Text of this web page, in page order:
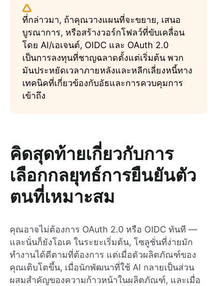
ที่กล่าวมา, ถ้าคุณวางแผนที่จะขยาย, เสนอ
บูรณาการ, หรือสร้างวอร์กโฟลว์ที่ขับเคลื่อน
โดย AI/เอเจนต์, OIDC และ OAuth 2.0
เป็นการลงทุนที่ชาญฉลาดตั้งแต่เริ่มต้น พวก
มันประหยัดเวลาภายหลังและหลีกเลี่ยงหนี้ทาง
เทคนิคที่เกี่ยวข้องกับอัธและการควบคุมการ
เข้าถึง
คิดสุดท้ายเกี่ยวกับการ
เลือกกลยุทธ์การยืนยันตัว
ตนที่เหมาะสม
คุณอาจไม่ต้องการ OAuth 2.0 หรือ OIDC ทันที —
และนั่นก็ยังโอเค ในระยะเริ่มต้น, โซลูชั่นที่ง่ายมัก
ทำงานได้ดีตามที่ต้องการ แต่เมื่อตัวผลิตภัณฑ์ของ
คุณเติบโตขึ้น, เมื่อนักพัฒนาที่ใช้ AI กลายเป็นส่วน
ผสมสำคัญของความก้าวหน้าในผลิตภัณฑ์, และเมื่อ